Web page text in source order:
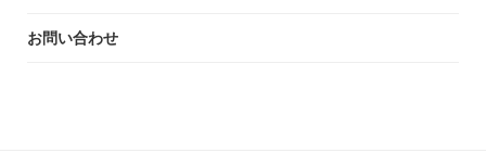
お問い合わせ